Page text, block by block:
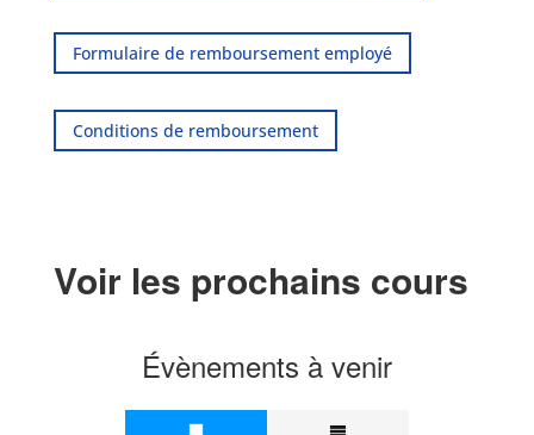
Formulaire de remboursement employé
Conditions de remboursement
Voir les prochains cours
Évènements à venir